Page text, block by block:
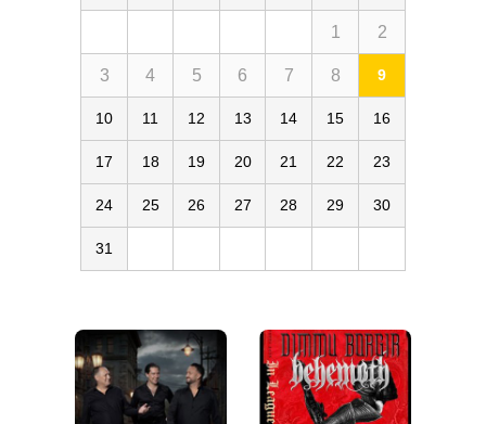
1 2
3 4 5 6 7 8 9
10 11 12 13 14 15 16
17 18 19 20 21 22 23
24 25 26 27 28 29 30
31